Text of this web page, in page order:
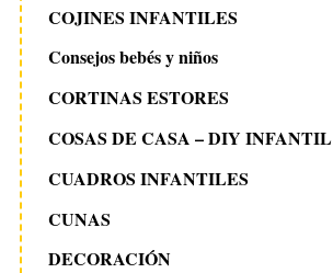
COJINES INFANTILES
Consejos bebés y niños
CORTINAS ESTORES
COSAS DE CASA – DIY INFANTIL
CUADROS INFANTILES
CUNAS
DECORACIÓN